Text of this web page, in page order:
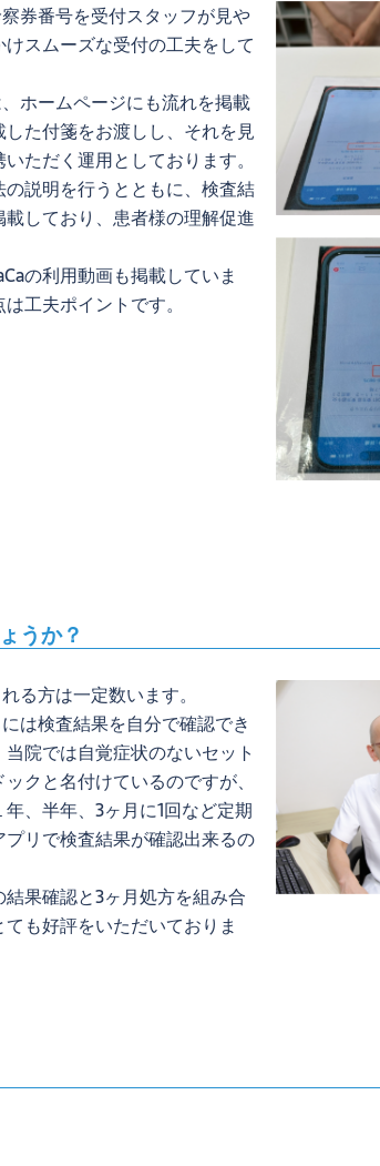
券番号を受付スタッフが見や
スムーズな受付の工夫をして
ホームページにも流れを掲載
た付箋をお渡しし、それを見
ただく運用としております。
説明を行うとともに、検査結
しており、患者様の理解促進
の利用動画も掲載していま
工夫ポイントです。
うか？
る方は一定数います。
は検査結果を自分で確認でき
院では自覚症状のないセット
クと名付けているのですが、
、半年、3ヶ月に1回など定期
リで検査結果が確認出来るの
果確認と3ヶ月処方を組み合
も好評をいただいておりま